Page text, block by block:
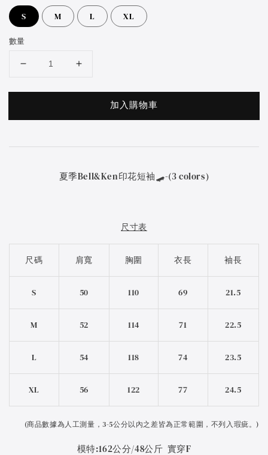
S M L XL
數量
加入購物車
夏季Bell&Ken印花短袖🛹-(3 colors)
尺寸表
尺碼 肩寬 胸圍 衣長 袖長
S 50 110 69 21.5
M 52 114 71 22.5
L 54 118 74 23.5
XL 56 122 77 24.5
(商品數據為人工測量，3-5公分以內之差皆為正常範圍，不列入瑕疵。)
模特:162公分/48公斤 實穿F